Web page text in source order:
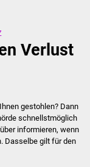
Verlust
gestohlen? Dann
schnellstmöglich
informieren, wenn
Dasselbe gilt für den